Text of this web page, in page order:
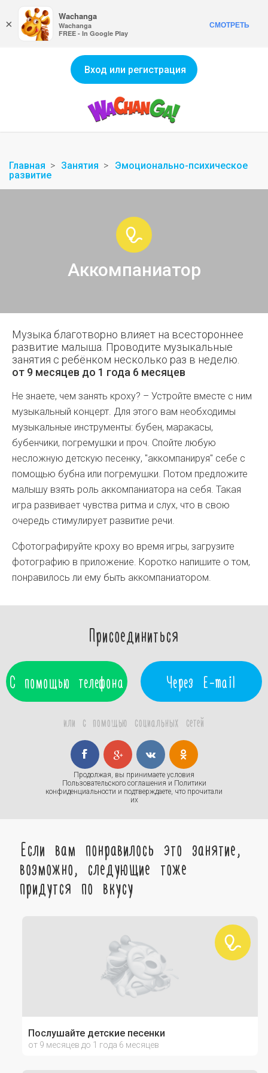
Вход или регистрация
Главная Занятия
Эмоционально-психическое
развитие
Аккомпаниатор
Музыка благотворно влияет на всестороннее
развитие малыша. Проводите музыкальные
занятия с ребёнком несколько раз в неделю.
от 9 месяцев до 1 года 6 месяцев
Не знаете, чем занять кроху? – Устройте вместе с ним
музыкальный концерт. Для этого вам необходимы
музыкальные инструменты: бубен, маракасы,
бубенчики, погремушки и проч. Спойте любую
несложную детскую песенку, "аккомпанируя" себе с
помощью бубна или погремушки. Потом предложите
малышу взять роль аккомпаниатора на себя. Такая
игра развивает чувства ритма и слух, что в свою
очередь стимулирует развитие речи.
Сфотографируйте кроху во время игры, загрузите
фотографию в приложение. Коротко напишите о том,
понравилось ли ему быть аккомпаниатором.
Присоединиться
С помощью телефона Через E-mail
или с помощью социальных сетей
Продолжая, вы принимаете условия
Пользовательского соглашения и Политики
конфиденциальности и подтверждаете, что прочитали
их
Если вам понравилось это занятие,
возможно, следующие тоже
придутся по вкусу
Послушайте детские песенки
от 9 месяцев до 1 года 6 месяцев
×
Wachanga
Wachanga
FREE - In Google Play
СМОТРЕТЬ